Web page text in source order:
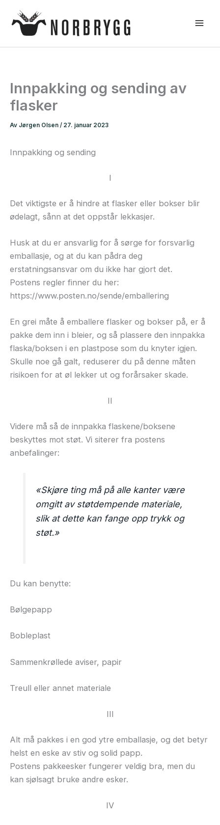
rett
Innpakking og sending av
flasker
Av Jørgen Olsen / 27. januar 2023
Innpakking og sending
I
Det viktigste er å hindre at flasker eller bokser blir
ødelagt, sånn at det oppstår lekkasjer.
Husk at du er ansvarlig for å sørge for forsvarlig
emballasje, og at du kan pådra deg
erstatningsansvar om du ikke har gjort det.
Postens regler finner du her:
https://www.posten.no/sende/emballering
En grei måte å emballere flasker og bokser på, er å
pakke dem inn i bleier, og så plassere den innpakka
flaska/boksen i en plastpose som du knyter igjen.
Skulle noe gå galt, reduserer du på denne måten
risikoen for at øl lekker ut og forårsaker skade.
II
Videre må så de innpakka flaskene/boksene
beskyttes mot støt. Vi siterer fra postens
anbefalinger:
«Skjøre ting må på alle kanter være
omgitt av støtdempende materiale,
slik at dette kan fange opp trykk og
støt.»
Du kan benytte:
Bølgepapp
Bobleplast
Sammenkrøllede aviser, papir
Treull eller annet materiale
III
Alt må pakkes i en god ytre emballasje, og det betyr
helst en eske av stiv og solid papp.
Postens pakkeesker fungerer veldig bra, men du
kan sjølsagt bruke andre esker.
IV